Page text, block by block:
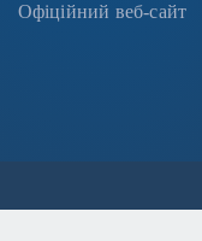
Офіційний веб-сайт